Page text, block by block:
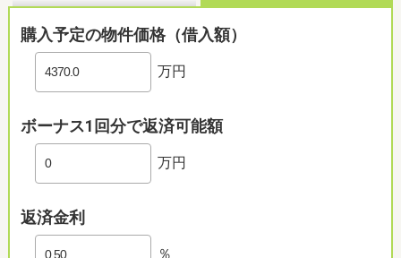
購入予定の物件価格（借入額）
万円
ボーナス1回分で返済可能額
万円
返済金利
％